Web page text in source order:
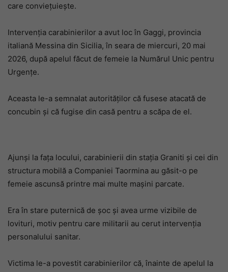
care conviețuiește.
Intervenția carabinierilor a avut loc în Gaggi, provincia
italiană Messina din Sicilia, în seara de miercuri, 20 mai
2026, după apelul făcut de femeie la Numărul Unic pentru
Urgențe.
Aceasta le-a semnalat autorităților că fusese atacată de
concubin și că fugise din casă pentru a scăpa de el.
Ajunși la fața locului, carabinierii din stația Graniti și cei din
structura mobilă a Companiei Taormina au găsit-o pe
femeie ascunsă printre mai multe mașini parcate.
Era în stare puternică de șoc și avea urme vizibile de
lovituri, motiv pentru care militarii au cerut intervenția
personalului sanitar.
Victima le-a povestit carabinierilor că, înainte de apelul la